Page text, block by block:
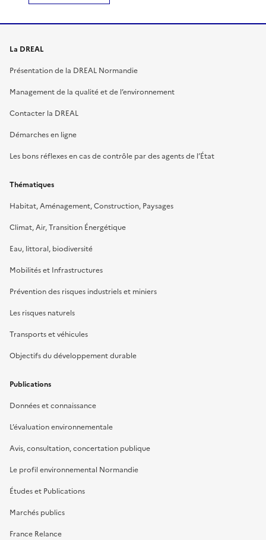
La DREAL
Présentation de la DREAL Normandie
Management de la qualité et de l’environnement
Contacter la DREAL
Démarches en ligne
Les bons réflexes en cas de contrôle par des agents de l’État
Thématiques
Habitat, Aménagement, Construction, Paysages
Climat, Air, Transition Énergétique
Eau, littoral, biodiversité
Mobilités et Infrastructures
Prévention des risques industriels et miniers
Les risques naturels
Transports et véhicules
Objectifs du développement durable
Publications
Données et connaissance
L’évaluation environnementale
Avis, consultation, concertation publique
Le profil environnemental Normandie
Études et Publications
Marchés publics
France Relance